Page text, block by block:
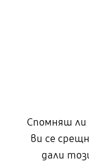
Спомняш ли
ви се
дали